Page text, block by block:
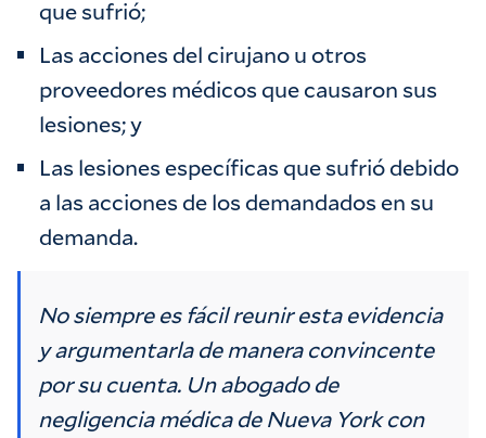
que sufrió;
Las acciones del cirujano u otros
proveedores médicos que causaron sus
lesiones; y
Las lesiones específicas que sufrió debido
a las acciones de los demandados en su
demanda.
No siempre es fácil reunir esta evidencia
y argumentarla de manera convincente
por su cuenta. Un abogado de
negligencia médica de Nueva York con